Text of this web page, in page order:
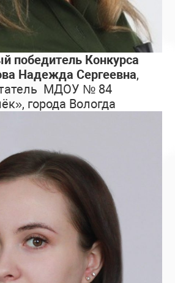
победитель Конкурса
Надежда Сергеевна,
МДОУ № 84
города Вологда